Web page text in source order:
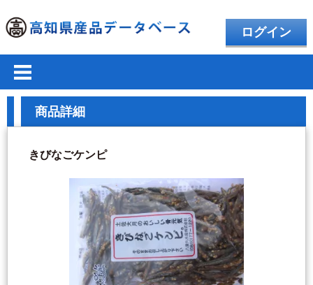
ログイン
商品詳細
きびなごケンピ